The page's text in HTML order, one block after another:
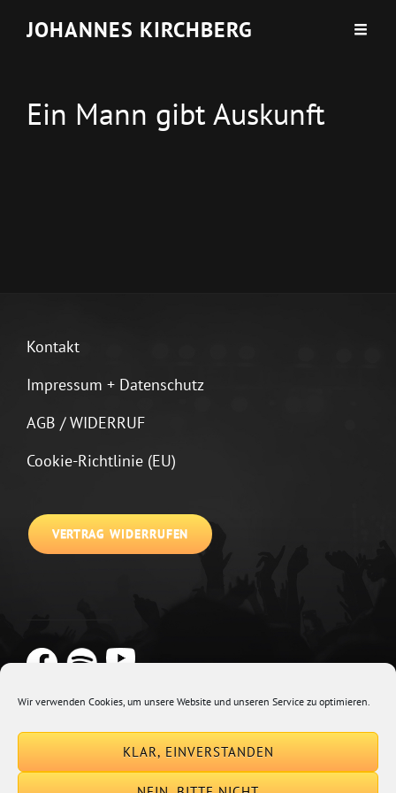
Wir verwenden Cookies, um unsere Website und unseren Service zu optimieren.
KLAR, EINVERSTANDEN
JOHANNES KIRCHBERG
Ein Mann gibt Auskunft
Kontakt
Impressum + Datenschutz
AGB / WIDERRUF
Cookie-Richtlinie (EU)
VERTRAG WIDERRUFEN
Euphony By Catch Themes